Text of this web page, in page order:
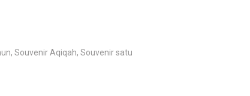
Souvenir Aqiqah, Souvenir satu